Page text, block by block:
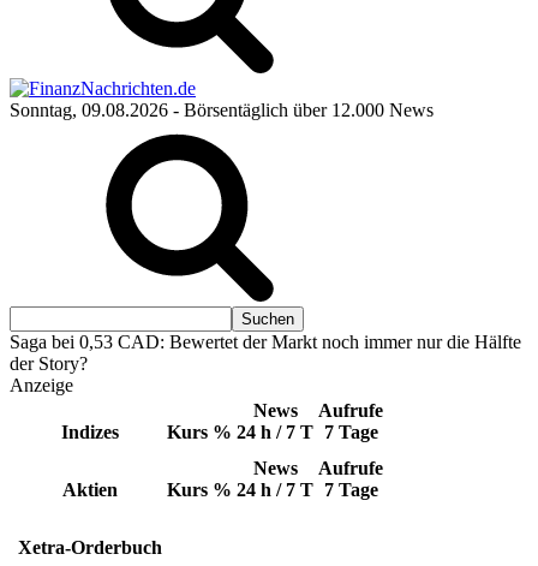
Sonntag, 09.08.2026 - Börsentäglich über 12.000 News
Saga bei 0,53 CAD: Bewertet der Markt noch immer nur die Hälfte
der Story?
Anzeige
Indizes Kurs %
News
24 h / 7 T
Aufrufe
7 Tage
Aktien Kurs %
News
24 h / 7 T
Aufrufe
7 Tage
Xetra-Orderbuch